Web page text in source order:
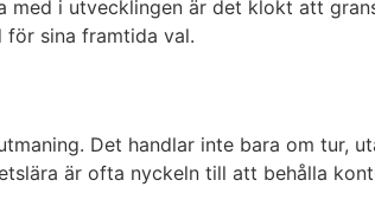
med i utvecklingen är det klokt att
för sina framtida val.
Det handlar inte bara om tur,
är ofta nyckeln till att behålla